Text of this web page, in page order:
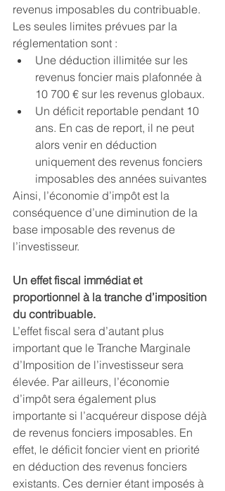
revenus imposables du contribuable.
Les seules limites prévues par la
réglementation sont :
Une déduction illimitée sur les
revenus foncier mais plafonnée à
10 700 € sur les revenus globaux.
Un déficit reportable pendant 10
ans. En cas de report, il ne peut
alors venir en déduction
uniquement des revenus fonciers
imposables des années suivantes
Ainsi, l’économie d’impôt est la
conséquence d’une diminution de la
base imposable des revenus de
l’investisseur.
Un effet fiscal immédiat et
proportionnel à la tranche d’imposition
du contribuable.
L’effet fiscal sera d’autant plus
important que le Tranche Marginale
d’Imposition de l’investisseur sera
élevée. Par ailleurs, l’économie
d’impôt sera également plus
importante si l’acquéreur dispose déjà
de revenus fonciers imposables. En
effet, le déficit foncier vient en priorité
en déduction des revenus fonciers
existants. Ces dernier étant imposés à